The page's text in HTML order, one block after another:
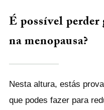
É possível
na menopausa?
Nesta altura, estás
que podes fazer para